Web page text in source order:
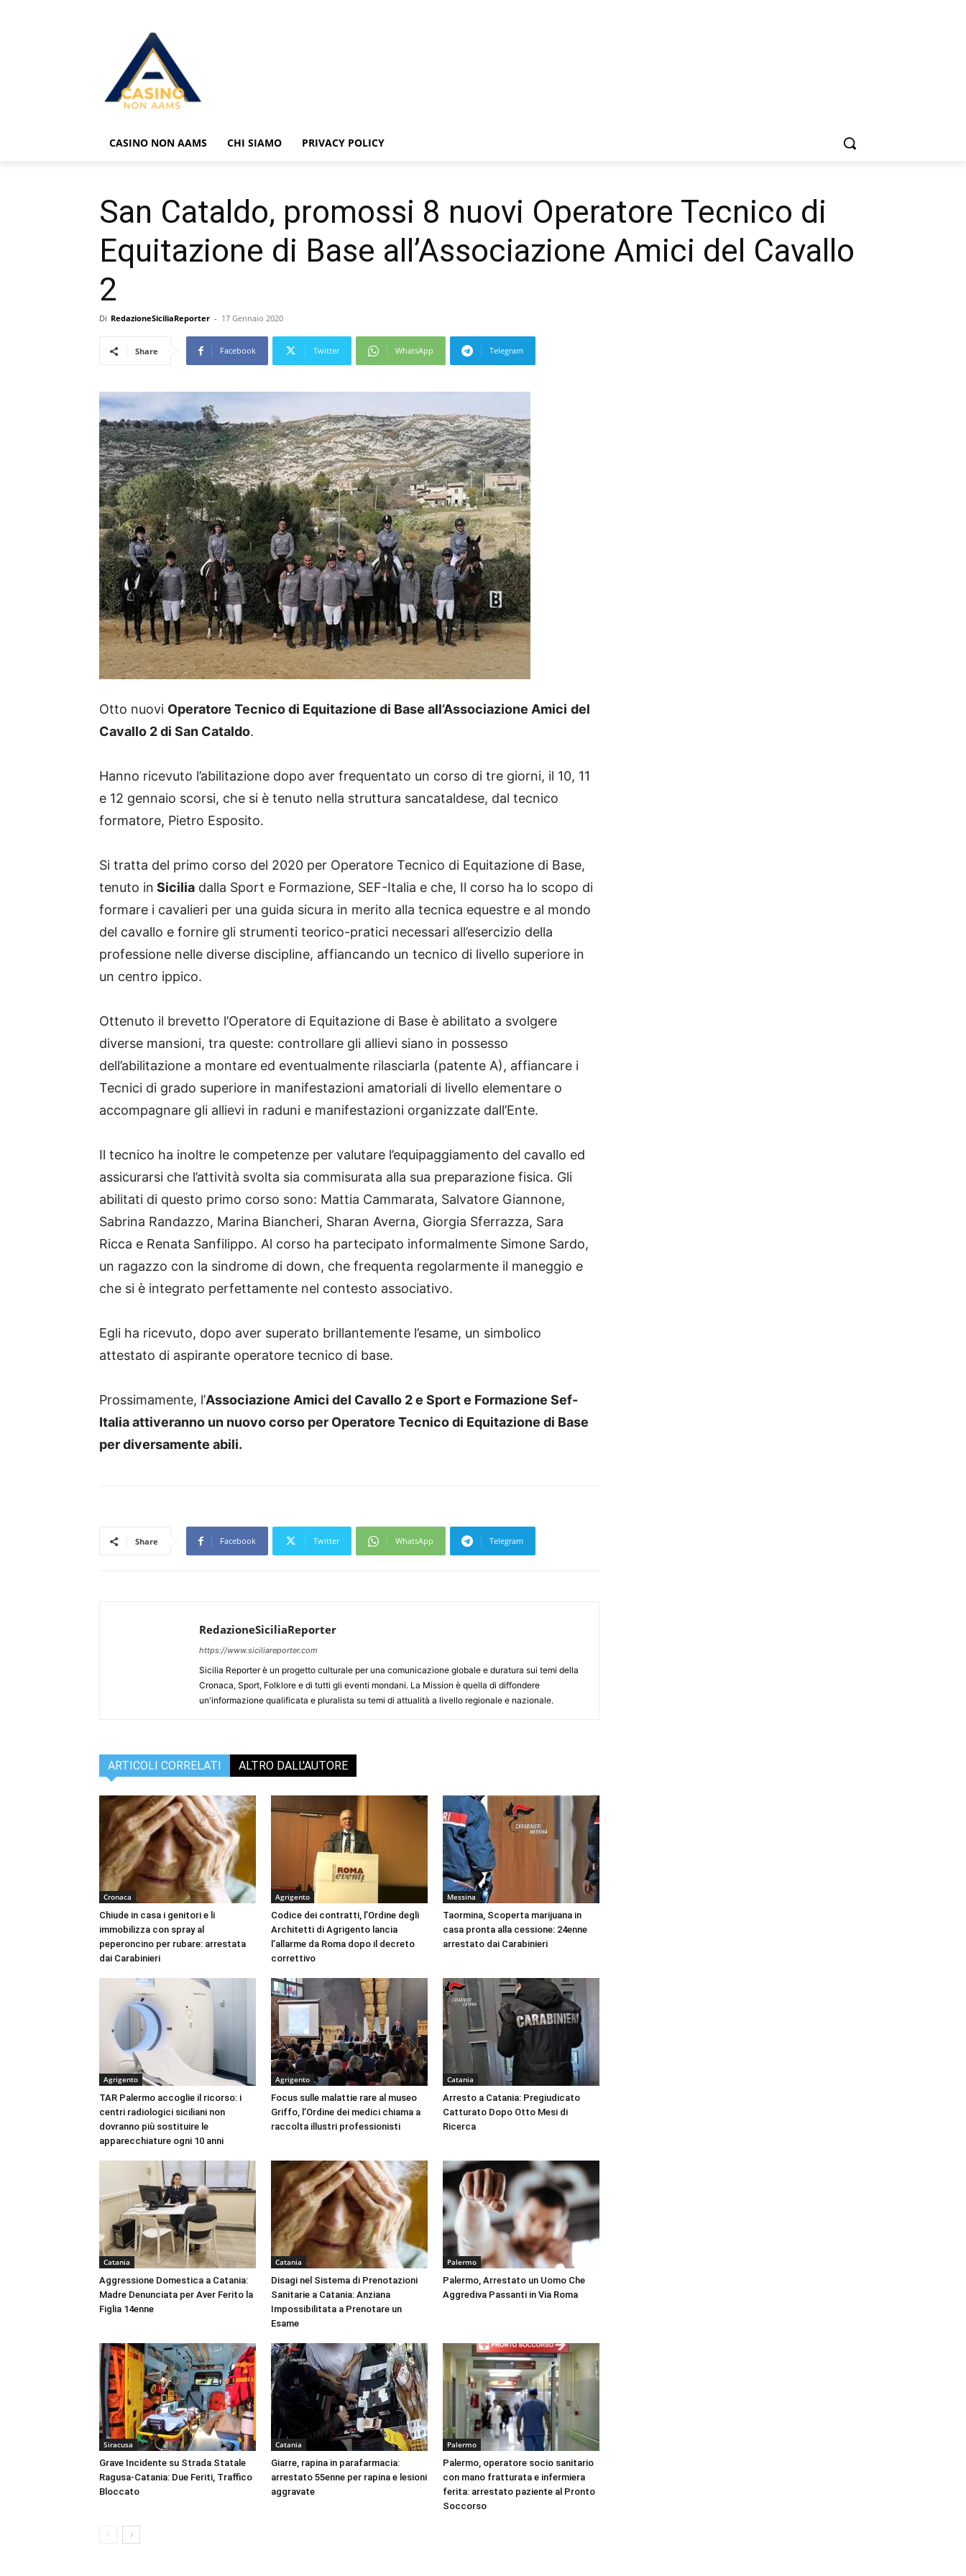
CASINO NON AAMS CHI SIAMO PRIVACY POLICY
San Cataldo, promossi 8 nuovi Operatore Tecnico di
Equitazione di Base all’Associazione Amici del Cavallo
2
Di RedazioneSiciliaReporter - 17 Gennaio 2020
Share Facebook Twitter WhatsApp Telegram
Otto nuovi Operatore Tecnico di Equitazione di Base all’Associazione Amici del
Cavallo 2 di San Cataldo.
Hanno ricevuto l’abilitazione dopo aver frequentato un corso di tre giorni, il 10, 11
e 12 gennaio scorsi, che si è tenuto nella struttura sancataldese, dal tecnico
formatore, Pietro Esposito.
Si tratta del primo corso del 2020 per Operatore Tecnico di Equitazione di Base,
tenuto in Sicilia dalla Sport e Formazione, SEF-Italia e che, Il corso ha lo scopo di
formare i cavalieri per una guida sicura in merito alla tecnica equestre e al mondo
del cavallo e fornire gli strumenti teorico-pratici necessari all’esercizio della
professione nelle diverse discipline, affiancando un tecnico di livello superiore in
un centro ippico.
Ottenuto il brevetto l’Operatore di Equitazione di Base è abilitato a svolgere
diverse mansioni, tra queste: controllare gli allievi siano in possesso
dell’abilitazione a montare ed eventualmente rilasciarla (patente A), affiancare i
Tecnici di grado superiore in manifestazioni amatoriali di livello elementare o
accompagnare gli allievi in raduni e manifestazioni organizzate dall’Ente.
Il tecnico ha inoltre le competenze per valutare l’equipaggiamento del cavallo ed
assicurarsi che l’attività svolta sia commisurata alla sua preparazione fisica. Gli
abilitati di questo primo corso sono: Mattia Cammarata, Salvatore Giannone,
Sabrina Randazzo, Marina Biancheri, Sharan Averna, Giorgia Sferrazza, Sara
Ricca e Renata Sanfilippo. Al corso ha partecipato informalmente Simone Sardo,
un ragazzo con la sindrome di down, che frequenta regolarmente il maneggio e
che si è integrato perfettamente nel contesto associativo.
Egli ha ricevuto, dopo aver superato brillantemente l’esame, un simbolico
attestato di aspirante operatore tecnico di base.
Prossimamente, l’Associazione Amici del Cavallo 2 e Sport e Formazione Sef-
Italia attiveranno un nuovo corso per Operatore Tecnico di Equitazione di Base
per diversamente abili.
Share Facebook Twitter WhatsApp Telegram
RedazioneSiciliaReporter
https://www.siciliareporter.com
Sicilia Reporter è un progetto culturale per una comunicazione globale e duratura sui temi della
Cronaca, Sport, Folklore e di tutti gli eventi mondani. La Mission è quella di diffondere
un'informazione qualificata e pluralista su temi di attualità a livello regionale e nazionale.
ARTICOLI CORRELATI ALTRO DALL'AUTORE
Cronaca
Chiude in casa i genitori e li
immobilizza con spray al
peperoncino per rubare: arrestata
dai Carabinieri
Agrigento
Codice dei contratti, l’Ordine degli
Architetti di Agrigento lancia
l’allarme da Roma dopo il decreto
correttivo
Messina
Taormina, Scoperta marijuana in
casa pronta alla cessione: 24enne
arrestato dai Carabinieri
Agrigento
TAR Palermo accoglie il ricorso: i
centri radiologici siciliani non
dovranno più sostituire le
apparecchiature ogni 10 anni
Agrigento
Focus sulle malattie rare al museo
Griffo, l’Ordine dei medici chiama a
raccolta illustri professionisti
Catania
Arresto a Catania: Pregiudicato
Catturato Dopo Otto Mesi di
Ricerca
Catania
Aggressione Domestica a Catania:
Madre Denunciata per Aver Ferito la
Figlia 14enne
Catania
Disagi nel Sistema di Prenotazioni
Sanitarie a Catania: Anziana
Impossibilitata a Prenotare un
Esame
Palermo
Palermo, Arrestato un Uomo Che
Aggrediva Passanti in Via Roma
Siracusa
Grave Incidente su Strada Statale
Ragusa-Catania: Due Feriti, Traffico
Bloccato
Catania
Giarre, rapina in parafarmacia:
arrestato 55enne per rapina e lesioni
aggravate
Palermo
Palermo, operatore socio sanitario
con mano fratturata e infermiera
ferita: arrestato paziente al Pronto
Soccorso